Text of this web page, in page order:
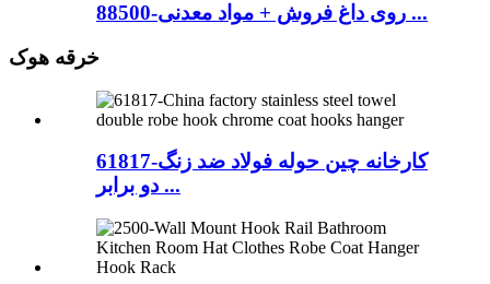
88500-روی داغ فروش + مواد معدنی ...
خرقه هوک
61817-کارخانه چین حوله فولاد ضد زنگ
دو برابر ...